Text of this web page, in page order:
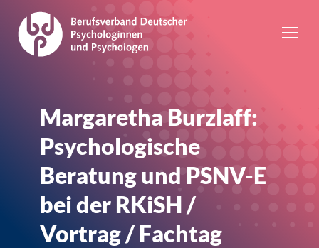
Margaretha Burzlaff:
Psychologische
Beratung und PSNV-E
bei der RKiSH /
Vortrag / Fachtag